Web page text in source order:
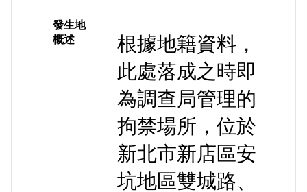
發生地
概述
根據地籍資料，
此處落成之時即
為調查局管理的
拘禁場所，位於
新北市新店區安
坑地區雙城路、